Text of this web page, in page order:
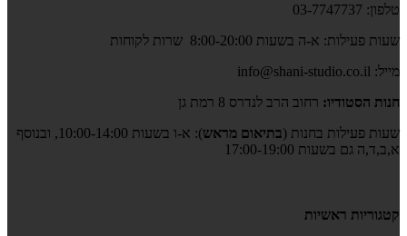
טלפון: 03-7747737
שעות פעילות: א-ה בשעות 8:00-20:00 שרות לקוחות
מייל: info@shani-studio.co.il
חנות הסטודיו: רחוב הרב לנדרס 8 רמת גן
שעות פעילות בחנות (בתיאום מראש
): א-ו בשעות 10:00-14:00, ובנוסף
א,ב,ד,ה גם בשעות 17:00-19:00
קטגוריות ראשיות